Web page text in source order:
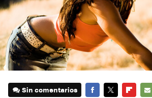
Sin comentarios